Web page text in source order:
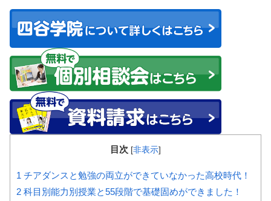
目次 [非表示]
1 チアダンスと勉強の両立ができていなかった高校時代！
2 科目別能力別授業と55段階で基礎固めができました！